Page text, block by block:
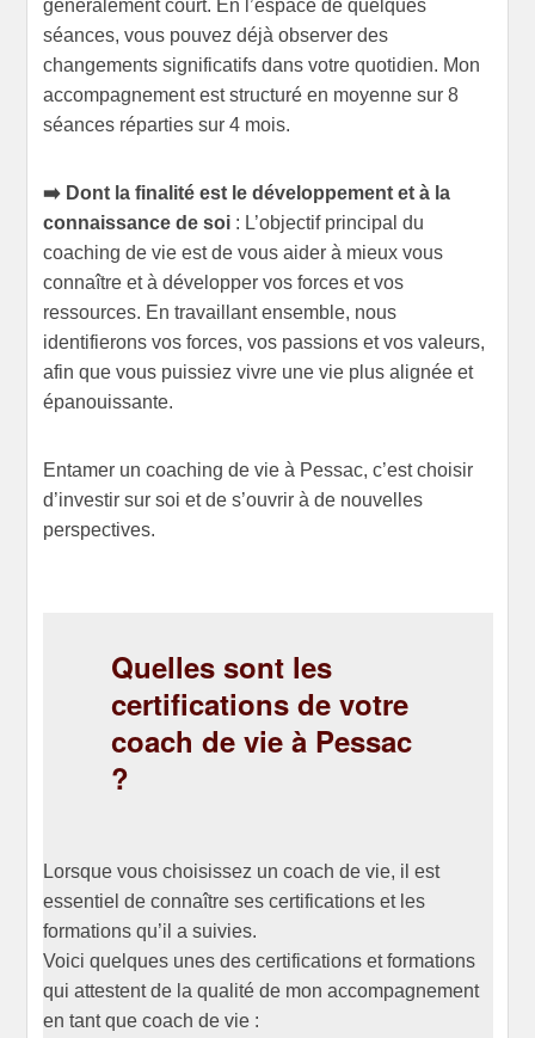
généralement court. En l’espace de quelques
séances, vous pouvez déjà observer des
changements significatifs dans votre quotidien. Mon
accompagnement est structuré en moyenne sur 8
séances réparties sur 4 mois.
➡️ Dont la finalité est le développement et à la
connaissance de soi: L’objectif principal du
coaching de vie est de vous aider à mieux vous
connaître et à développer vos forces et vos
ressources. En travaillant ensemble, nous
identifierons vos forces, vos passions et vos valeurs,
afin que vous puissiez vivre une vie plus alignée et
épanouissante.
Entamer un coaching de vie à Pessac, c’est choisir
d’investir sur soi et de s’ouvrir à de nouvelles
perspectives.
Quelles sont les
certifications de votre
coach de vie à Pessac
?
Lorsque vous choisissez un coach de vie, il est
essentiel de connaître ses certifications et les
formations qu’il a suivies.
Voici quelques unes des certifications et formations
qui attestent de la qualité de mon accompagnement
en tant que coach de vie :